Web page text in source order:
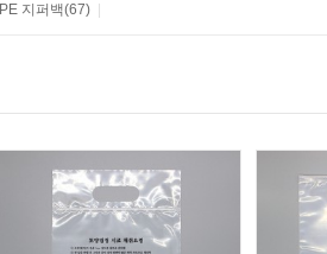
PE 지퍼백(67)